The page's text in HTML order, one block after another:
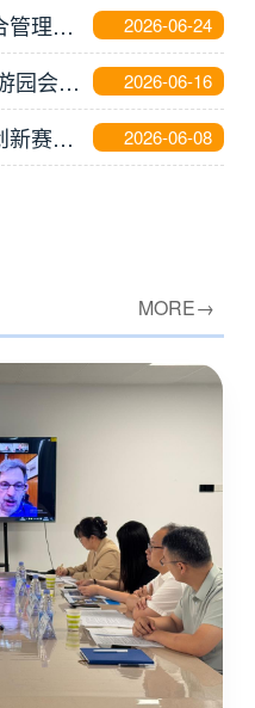
帕特雷国际工程师学院联合管理委员会第二次会议举行 2026-06-24
海外·帕特雷学院举办端午游园会活动 2026-06-16
喜报丨我院在多项大学生创新赛事中荣获佳绩 2026-06-08
MORE